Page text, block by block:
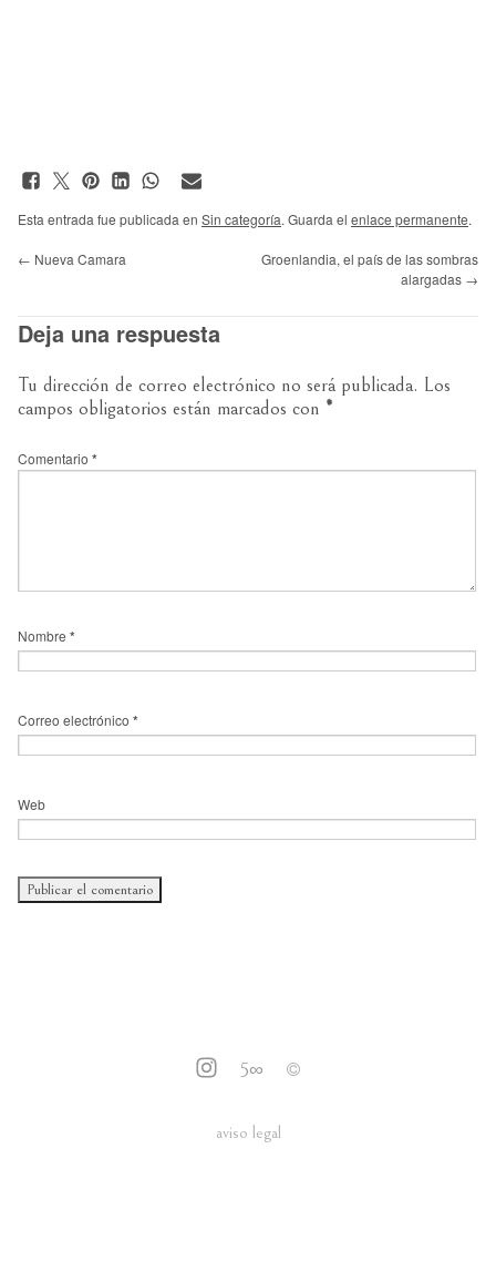
Esta entrada fue publicada en Sin categoría. Guarda el enlace permanente.
← Nueva Camara
Groenlandia, el país de las sombras
alargadas →
Deja una respuesta
Tu dirección de correo electrónico no será publicada. Los
campos obligatorios están marcados con *
Comentario *
Nombre *
Correo electrónico *
Web
5∞
aviso legal